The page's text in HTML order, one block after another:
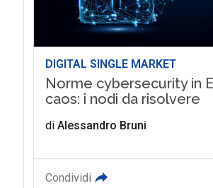
DIGITAL SINGLE MARKET
Norme cybersecurity in
caos: i nodi da risolvere
di Alessandro Bruni
Condividi